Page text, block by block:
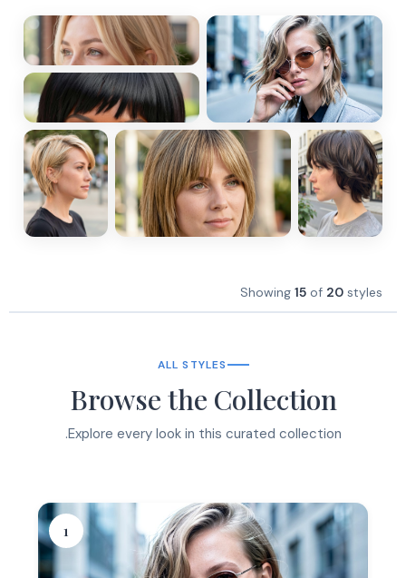
Showing 15 of 20 styles
ALL STYLES
Browse the Collection
Explore every look in this curated collection.
1